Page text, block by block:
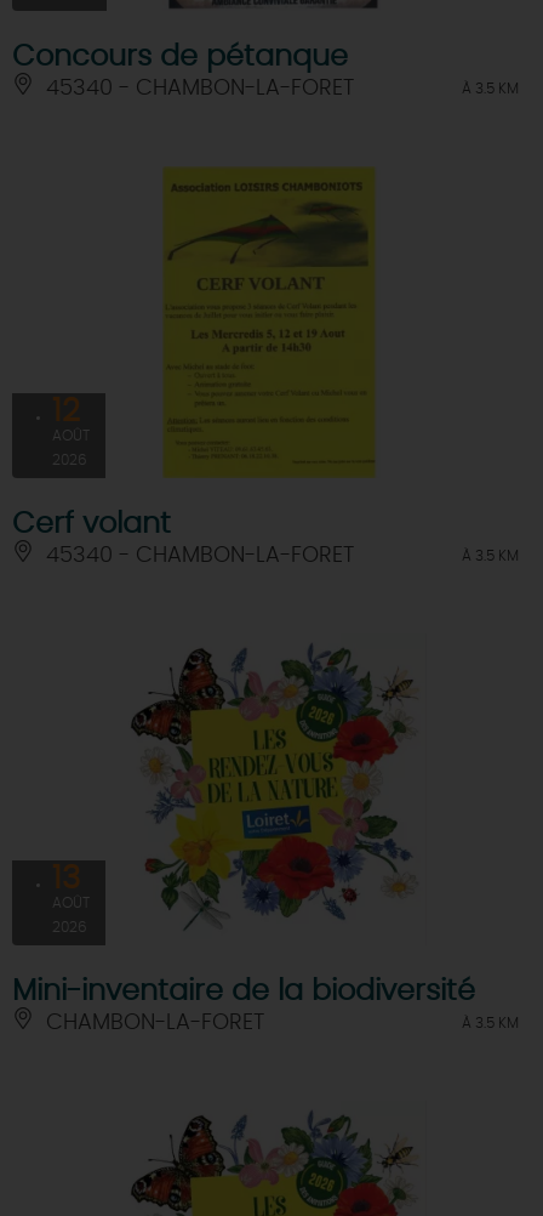
Concours de pétanque
45340 - CHAMBON-LA-FORET À 3.5 KM
12
AOÛT
2026
Cerf volant
45340 - CHAMBON-LA-FORET À 3.5 KM
13
AOÛT
2026
Mini-inventaire de la biodiversité
CHAMBON-LA-FORET À 3.5 KM